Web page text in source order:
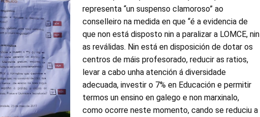
representa “un suspenso clamoroso” ao
conselleiro na medida en que “é a evidencia de
que non está disposto nin a paralizar a LOMCE, nin
as reválidas. Nin está en disposición de dotar os
centros de máis profesorado, reducir as ratios,
levar a cabo unha atención á diversidade
adecuada, investir o 7% en Educación e permitir
termos un ensino en galego e non marxinalo,
como ocorre neste momento, cando se reduciu a